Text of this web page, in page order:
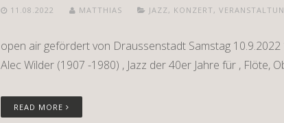
11.08.2022 MATTHIAS JAZZ, KONZERT ,
open air gefördert von Draussenstadt Samstag
Alec Wilder (1907 -1980) , Jazz der 40er Jahre für , Flöte,
READ MORE